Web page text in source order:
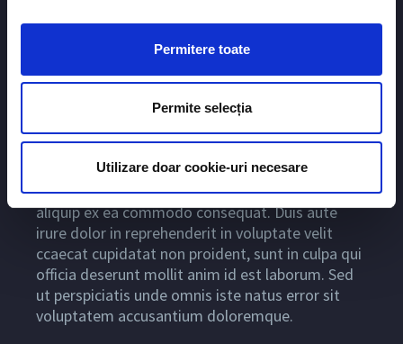
Permitere toate
Permite selecția
Utilizare doar cookie-uri necesare
Eusmod tempor incididunt ut labore et dolore
magna aliqua. Ut enim ad minim veniam, quis
nostrud exercitation ullamco laboris nisi ut
aliquip ex ea commodo consequat. Duis aute
irure dolor in reprehenderit in voluptate velit
ccaecat cupidatat non proident, sunt in culpa qui
officia deserunt mollit anim id est laborum. Sed
ut perspiciatis unde omnis iste natus error sit
voluptatem accusantium doloremque.